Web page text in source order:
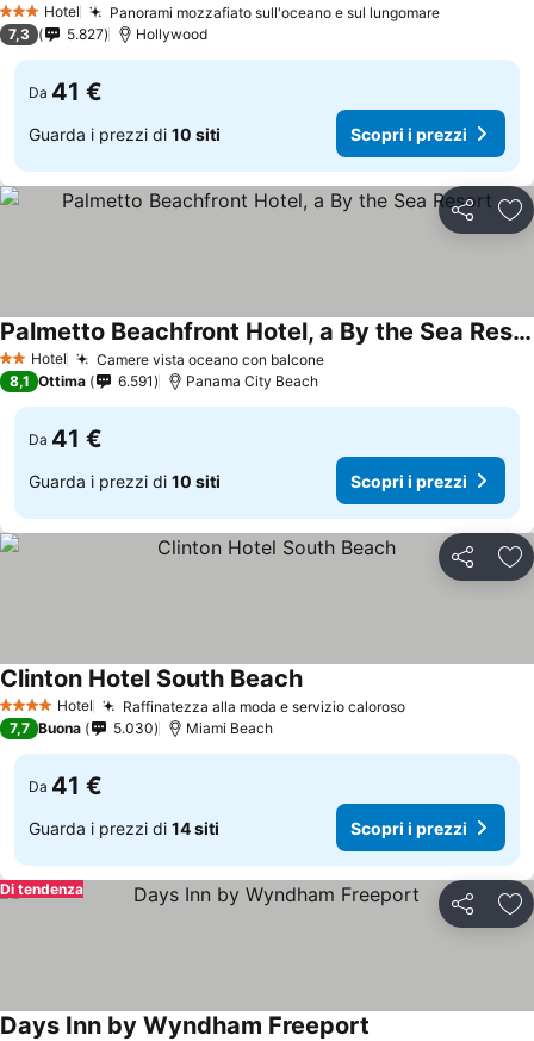
3 StelleHotel Panorami mozzafiato sull'oceano e sul lungomare
7,3 5.827 Hollywood
Da 41 €
Guarda i prezzi di 10 siti Scopri i prezzi
Condividi
2 StelleHotel Camere vista oceano con balcone
Palmetto Beachfront Hotel, a By the Sea Resort
8,1 Ottima 6.591 Panama City Beach
Da 41 €
Guarda i prezzi di 10 siti Scopri i prezzi
Condividi
4 Stelle Hotel Raffinatezza alla moda e servizio caloroso
Clinton Hotel South Beach
7,7 Buona 5.030 Miami Beach
Da 41 €
Guarda i prezzi di 14 siti Scopri i prezzi
Condividi
Di tendenza
Days Inn by Wyndham Freeport